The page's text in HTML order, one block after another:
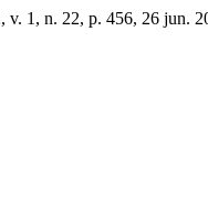
, v. 1, n. 22, p. 456, 26 jun.